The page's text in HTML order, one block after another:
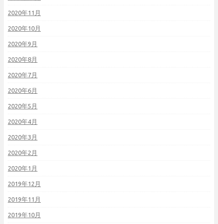
2020年11月
2020年10月
2020年9月
2020年8月
2020年7月
2020年6月
2020年5月
2020年4月
2020年3月
2020年2月
2020年1月
2019年12月
2019年11月
2019年10月